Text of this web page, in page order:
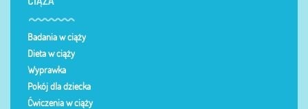
Badania w ciąży
Dieta w ciąży
Wyprawka
Pokój dla dziecka
Ćwiczenia w ciąży